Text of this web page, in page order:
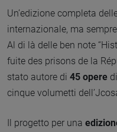
Un’edizione completa
internazionale, ma
Al di là delle ben note
fuite des prisons de la
stato autore di 45 opere
cinque volumetti
Il progetto per una